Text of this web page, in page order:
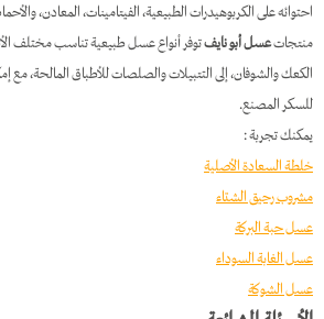
احتوائه على الكربوهيدرات الطبيعية، الفيتامينات، المعادن،
منتجاتعسل أبو نايفتوفر أنواع عسل طبيعية تناسب مختلف
الكعك والشوفان، إلى التتبيلات والصلصات للأطباق المالحة،
للسكر المصنع.
يمكنك تجربة :
خلطة السعادة الأصلية
مشروب رحيق الشتاء
عسل حبة البركة
عسل الغابة السوداء
عسل الشوكة